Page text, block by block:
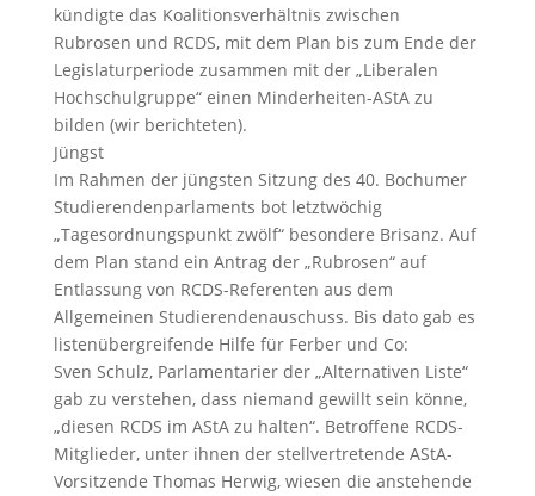
kündigte das Koalitionsverhältnis zwischen
Rubrosen und RCDS, mit dem Plan bis zum Ende der
Legislaturperiode zusammen mit der „Liberalen
Hochschulgruppe“ einen Minderheiten-AStA zu
bilden (wir berichteten).
Jüngst
Im Rahmen der jüngsten Sitzung des 40. Bochumer
Studierendenparlaments bot letztwöchig
„Tagesordnungspunkt zwölf“ besondere Brisanz. Auf
dem Plan stand ein Antrag der „Rubrosen“ auf
Entlassung von RCDS-Referenten aus dem
Allgemeinen Studierendenauschuss. Bis dato gab es
listenübergreifende Hilfe für Ferber und Co:
Sven Schulz, Parlamentarier der „Alternativen Liste“
gab zu verstehen, dass niemand gewillt sein könne,
„diesen RCDS im AStA zu halten“. Betroffene RCDS-
Mitglieder, unter ihnen der stellvertretende AStA-
Vorsitzende Thomas Herwig, wiesen die anstehende